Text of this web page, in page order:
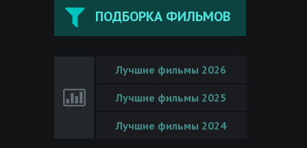
ПОДБОРКА ФИЛЬМОВ
Лучшие фильмы 2026
Лучшие фильмы 2025
Лучшие фильмы 2024